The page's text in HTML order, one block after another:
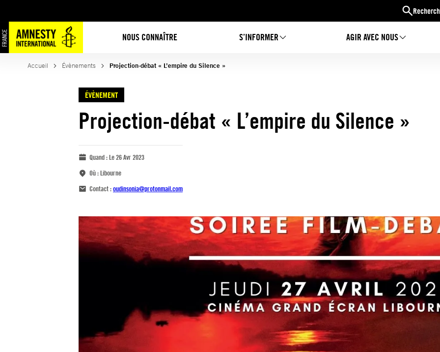
NOUS CONNAÎTRE S’INFORMER AGIR AVEC NOUS
Accueil Évènements Projection-débat « L’empire du Silence »
ÉVÈNEMENT
Projection-débat « L’empire du Silence »
Quand :Le 26 Avr 2023
Où :Libourne
Contact :oudinsonia@protonmail.com